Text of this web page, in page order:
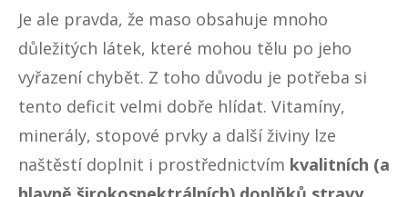
Je ale pravda, že maso obsahuje mnoho
důležitých látek, které mohou tělu po jeho
vyřazení chybět. Z toho důvodu je potřeba si
tento deficit velmi dobře hlídat. Vitamíny,
minerály, stopové prvky a další živiny lze
naštěstí doplnit i prostřednictvím kvalitních (a